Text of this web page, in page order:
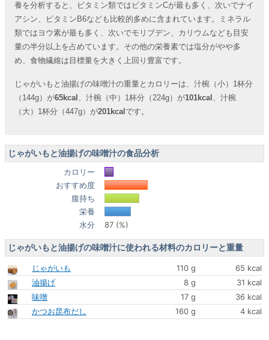
養を分析すると、ビタミン類ではビタミンCが最も多く、次いでナイ
アシン、ビタミンB6なども比較的多めに含まれています。ミネラル
類ではヨウ素が最も多く、次いでモリブデン、カリウムなども目安
量の半分以上を占めています。その他の栄養素では塩分がやや多
め、食物繊維は目標量を大きく上回り豊富です。
じゃがいもと油揚げの味噌汁の重量とカロリーは、汁椀（小）1杯分
（144g）が65kcal 、汁椀（中）1杯分（224g）が101kcal 、汁椀
（大）1杯分（447g）が201kcal です。
じゃがいもと油揚げの味噌汁の食品分析
カロリー
おすすめ度
腹持ち
栄養
水分
87 (%)
じゃがいもと油揚げの味噌汁に使われる材料のカロリーと重量
じゃがいも 110 g
65 kcal
油揚げ
8 g
31 kcal
味噌
17 g
36 kcal
かつお昆布だし
160 g 4 kcal